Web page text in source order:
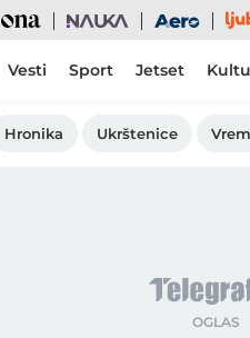
Ona Nauka Aero
Vesti Sport Jetset
Hronika Ukrštenice